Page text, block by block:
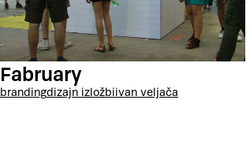
Fabruary
brandingdizajn izložbiivan veljača